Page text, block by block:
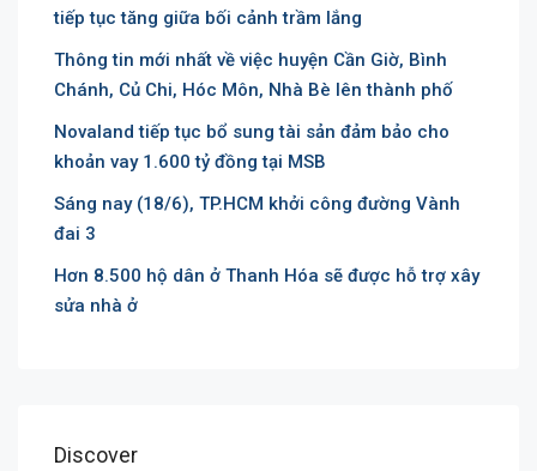
tiếp tục tăng giữa bối cảnh trầm lắng
Thông tin mới nhất về việc huyện Cần Giờ, Bình
Chánh, Củ Chi, Hóc Môn, Nhà Bè lên thành phố
Novaland tiếp tục bổ sung tài sản đảm bảo cho
khoản vay 1.600 tỷ đồng tại MSB
Sáng nay (18/6), TP.HCM khởi công đường Vành
đai 3
Hơn 8.500 hộ dân ở Thanh Hóa sẽ được hỗ trợ xây
sửa nhà ở
Discover